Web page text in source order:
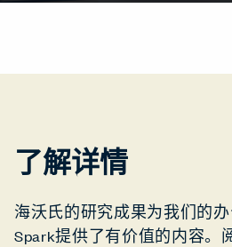
了解详情
海沃氏的研究成果为我们的
Spark提供了有价值的内容。